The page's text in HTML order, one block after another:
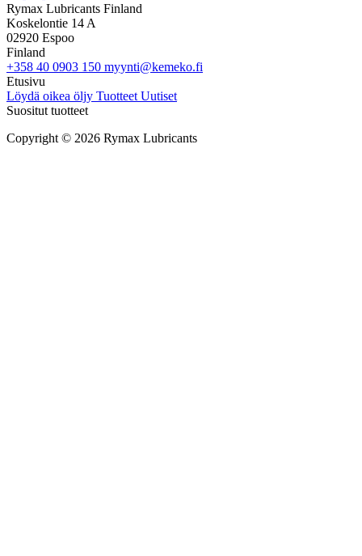
Rymax Lubricants Finland
Koskelontie 14 A
02920 Espoo
Finland
+358 40 0903 150 myynti@kemeko.fi
Etusivu
Löydä oikea öljy Tuotteet Uutiset
Suositut tuotteet
Copyright © 2026 Rymax Lubricants